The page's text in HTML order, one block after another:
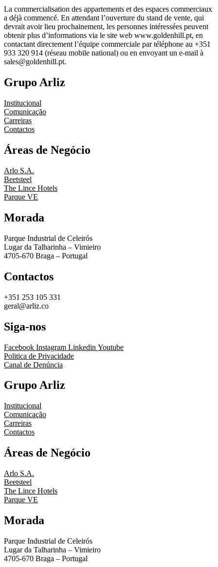
La commercialisation des appartements et des espaces commerciaux
a déjà commencé. En attendant l’ouverture du stand de vente, qui
devrait avoir lieu prochainement, les personnes intéressées peuvent
obtenir plus d’informations via le site web www.goldenhill.pt, en
contactant directement l’équipe commerciale par téléphone au +351
933 320 914 (réseau mobile national) ou en envoyant un e-mail à
sales@goldenhill.pt.
Grupo Arliz
Institucional
Comunicação
Carreiras
Contactos
Áreas de Negócio
Arlo S.A.
Beetsteel
The Lince Hotels
Parque VE
Morada
Parque Industrial de Celeirós
Lugar da Talharinha – Vimieiro
4705-670 Braga – Portugal
Contactos
+351 253 105 331
geral@arliz.co
Siga-nos
Facebook Instagram Linkedin Youtube
Politica de Privacidade
Canal de Denúncia
Grupo Arliz
Institucional
Comunicação
Carreiras
Contactos
Áreas de Negócio
Arlo S.A.
Beetsteel
The Lince Hotels
Parque VE
Morada
Parque Industrial de Celeirós
Lugar da Talharinha – Vimieiro
4705-670 Braga – Portugal